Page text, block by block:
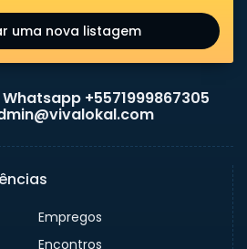
uma nova listagem
Whatsapp +5571999867305
Empregos
Encontros